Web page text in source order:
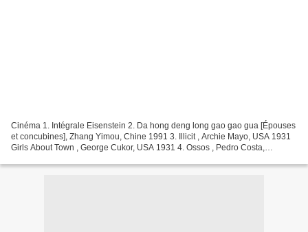
Cinéma 1. Intégrale Eisenstein 2. Da hong deng long gao gao gua [Épouses
et concubines], Zhang Yimou, Chine 1991 3. Illicit , Archie Mayo, USA 1931
Girls About Town , George Cukor, USA 1931 4. Ossos , Pedro Costa,